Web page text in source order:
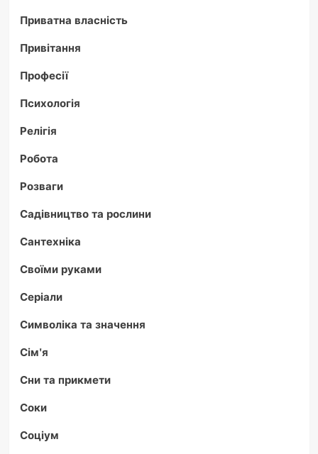
Приватна власність
Привітання
Професії
Психологія
Релігія
Робота
Розваги
Садівництво та рослини
Сантехніка
Своїми руками
Серіали
Символіка та значення
Сім'я
Сни та прикмети
Соки
Соціум